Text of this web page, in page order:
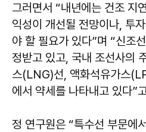
그러면서 “내년에는 건조 지
익성이 개선될 전망이나, 투
야 할 필요가 있다”며 “신조
정받고 있고, 국내 조선사의
스(LNG)선, 액화석유가스
에서 약세를 나타내고 있다”
정 연구원은 “특수선 부문에